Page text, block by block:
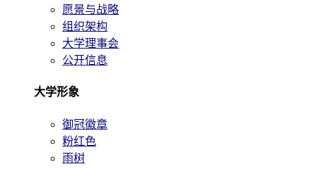
愿景与战略
组织架构
大学理事会
公开信息
大学形象
御冠徽章
粉红色
雨树